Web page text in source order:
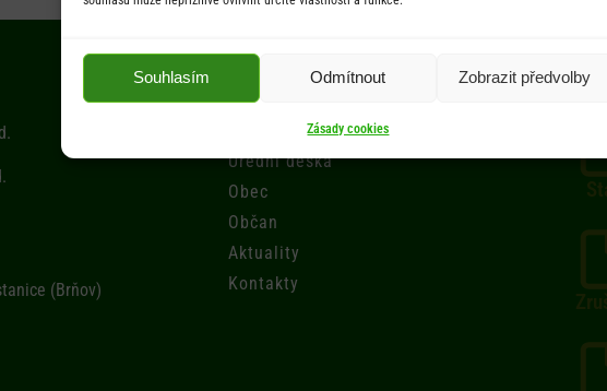
Souhlasím Odmítnout Zobrazit předvolby
Zásady cookies
(Brňov)
Úřední deska
Obec
Občan
Aktuality
Kontakty